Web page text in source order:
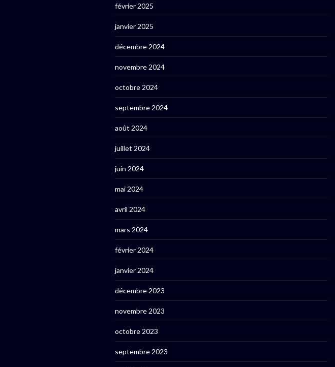
février 2025
janvier 2025
décembre 2024
novembre 2024
octobre 2024
septembre 2024
août 2024
juillet 2024
juin 2024
mai 2024
avril 2024
mars 2024
février 2024
janvier 2024
décembre 2023
novembre 2023
octobre 2023
septembre 2023